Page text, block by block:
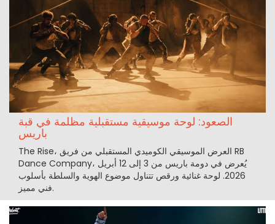
الصعود: لوحة موسيقية مستقبلية مظلمة في قبة
باريس
The Rise، العرض الموسيقي الكوميدي المستقبلي من فريق RB
Dance Company، يُعرض في دومة باريس من 3 إلى 12 أبريل
2026. لوحة غنائية ورقص تتناول موضوع الهوية والسلطة بأسلوب
فني مميز.